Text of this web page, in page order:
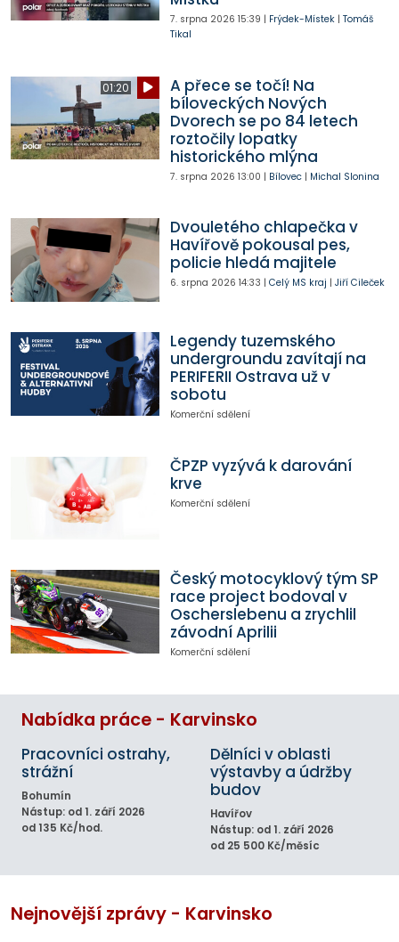
7. srpna 2026 15:39 | Frýdek-Místek| Tomáš
Tikal
01:20
A přece se točí! Na
bíloveckých Nových
Dvorech se po 84 letech
roztočily lopatky
historického mlýna
7. srpna 2026 13:00 | Bílovec| Michal Slonina
Dvouletého chlapečka v
Havířově pokousal pes,
policie hledá majitele
6. srpna 2026 14:33 | Celý MS kraj | Jiří Cileček
Legendy tuzemského
undergroundu zavítají na
PERIFERII Ostrava už v
sobotu
Komerční sdělení
ČPZP vyzývá k darování
krve
Komerční sdělení
Český motocyklový tým SP
race project bodoval v
Oscherslebenu a zrychlil
závodní Aprilii
Komerční sdělení
Nabídka práce - Karvinsko
Pracovníci ostrahy,
strážní
Bohumín
Nástup: od 1. září 2026
od 135 Kč/hod.
Dělníci v oblasti
výstavby a údržby
budov
Havířov
Nástup: od 1. září 2026
od 25 500 Kč/měsíc
Nejnovější zprávy - Karvinsko